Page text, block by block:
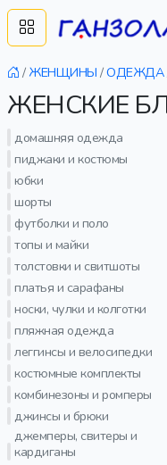
/ ЖЕНЩИНЫ /ОДЕЖДА
ЖЕНСКИЕ
домашняя одежда
пиджаки и костюмы
юбки
шорты
футболки и поло
топы и майки
толстовки и свитшоты
платья и сарафаны
носки, чулки и колготки
пляжная одежда
леггинсы и велосипедки
костюмные комплекты
комбинезоны и ромперы
джинсы и брюки
джемперы, свитеры и
кардиганы